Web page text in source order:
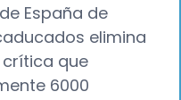
España de
elimina
que
6000